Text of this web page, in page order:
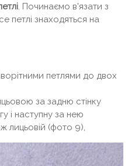
. Починаємо в'язати з
петлі знаходяться на
петлями до двох
за задню стінку
і наступну за нею
лицьовій (фото 9),